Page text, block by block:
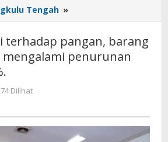
Tengah »
inflasi
pangan,
barang
sebesar
2,28%.
terhadap pangan, barang
mengalami penurunan
Dilihat